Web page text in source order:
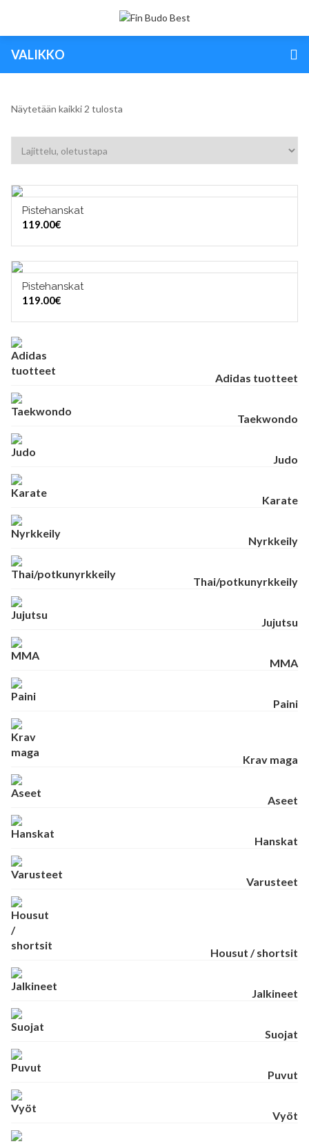
VALIKKO
Näytetään kaikki 2 tulosta
Pistehanskat
119.00€
Pistehanskat
119.00€
TUOTERYHMÄT
Adidas tuotteet
Taekwondo
Judo
Karate
Nyrkkeily
Thai/potkunyrkkeily
Jujutsu
MMA
Paini
Krav maga
Aseet
Hanskat
Varusteet
Housut / shortsit
Jalkineet
Suojat
Puvut
Vyöt